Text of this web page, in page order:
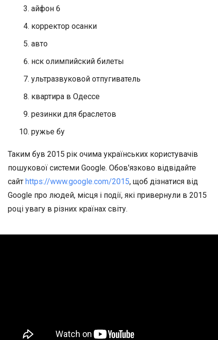
айфон 6
корректор осанки
авто
нск олимпийский билеты
ультразвуковой отпугиватель
квартира в Одессе
резинки для браслетов
ружье бу
Таким був 2015 рік очима українських користувачів
пошукової системи Google. Обов'язково відвідайте
сайт https://www.google.com/2015, щоб дізнатися від
Google про людей, місця і події, які привернули в 2015
році увагу в різних країнах світу.